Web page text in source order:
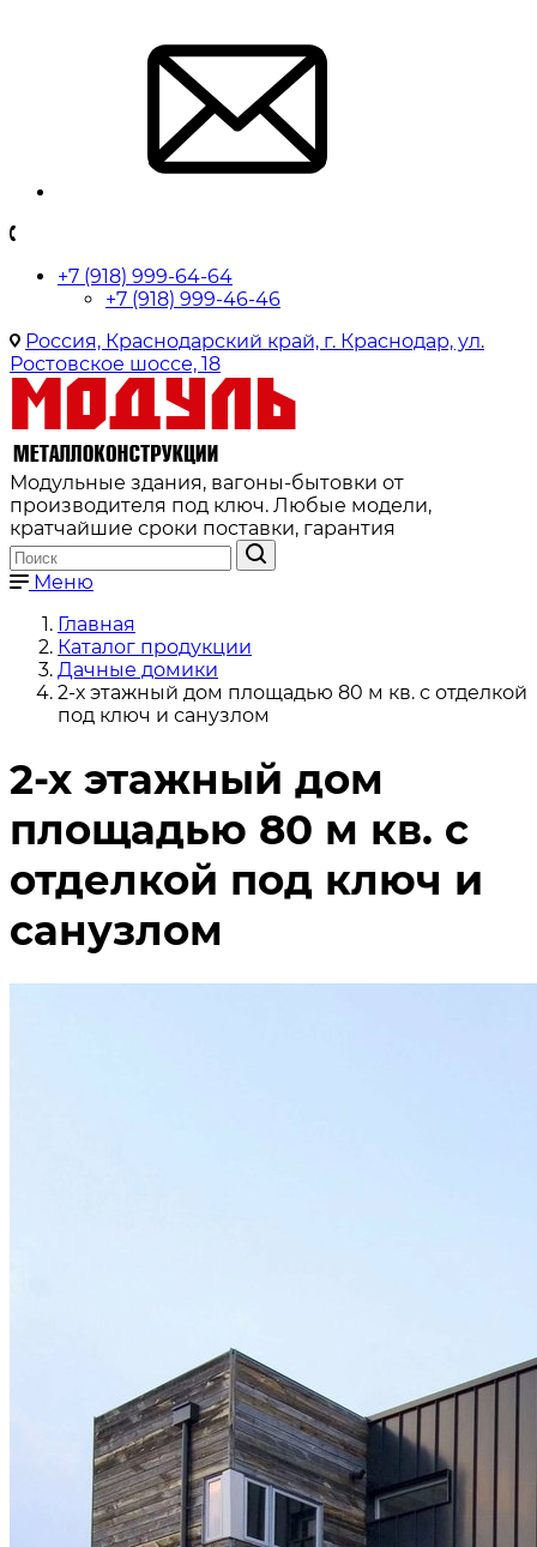
+7 (918) 999-64-64
+7 (918) 999-46-46
Россия, Краснодарский край, г. Краснодар, ул.
Ростовское шоссе, 18
Модульные здания, вагоны-бытовки от
производителя под ключ. Любые модели,
кратчайшие сроки поставки, гарантия
Меню
Главная
Каталог продукции
Дачные домики
2-х этажный дом площадью 80 м кв. с отделкой
под ключ и санузлом
2-х этажный дом
площадью 80 м кв. с
отделкой под ключ и
санузлом